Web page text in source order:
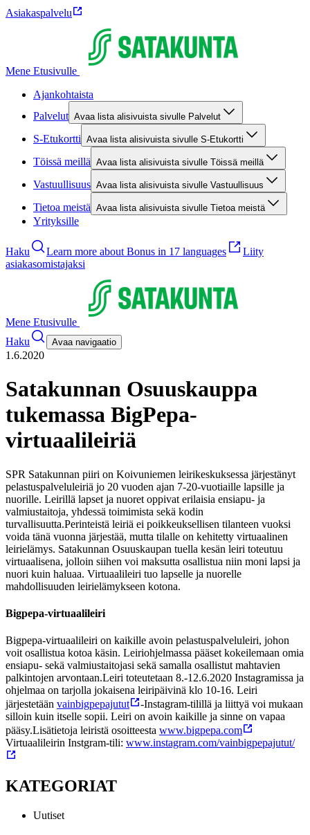
Asiakaspalvelu
Mene Etusivulle
Ajankohtaista
Palvelut Avaa lista alisivuista sivulle Palvelut
S-Etukortti Avaa lista alisivuista sivulle S-Etukortti
Töissä meillä Avaa lista alisivuista sivulle Töissä meillä
Vastuullisuus Avaa lista alisivuista sivulle Vastuullisuus
Tietoa meistä Avaa lista alisivuista sivulle Tietoa meistä
Yrityksille
Haku Learn more about Bonus in 17 languages
Liity
asiakasomistajaksi
Mene Etusivulle
Haku
Avaa navigaatio
1.6.2020
Satakunnan Osuuskauppa
tukemassa BigPepa-
virtuaalileiriä
SPR Satakunnan piiri on Koivuniemen leirikeskuksessa järjestänyt
pelastuspalveluleiriä jo 20 vuoden ajan 7-20-vuotiaille lapsille ja
nuorille. Leirillä lapset ja nuoret oppivat erilaisia ensiapu- ja
valmiustaitoja, yhdessä toimimista sekä kodin
turvallisuutta.Perinteistä leiriä ei poikkeuksellisen tilanteen vuoksi
voida tänä vuonna järjestää, mutta tilalle on kehitetty virtuaalinen
leirielämys. Satakunnan Osuuskaupan tuella kesän leiri toteutuu
virtuaalisena, jolloin siihen voi maksutta osallistua niin moni lapsi ja
nuori kuin haluaa. Virtuaalileiri tuo lapselle ja nuorelle
mahdollisuuden leirielämykseen kotona.
Bigpepa-virtuaalileiri
Bigpepa-virtuaalileiri on kaikille avoin pelastuspalveluleiri, johon
voit osallistua kotoa käsin. Leiriohjelmassa pääset kokeilemaan omia
ensiapu- sekä valmiustaitojasi sekä samalla osallistut mahtavien
palkintojen arvontaan.Leiri toteutetaan 8.-12.6.2020 Instagramissa ja
ohjelmaa on tarjolla jokaisena leiripäivinä klo 10-16. Leiri
järjestetään vainbigpepajutut
-Instagram-tilillä ja liittyä voi mukaan
silloin kuin itselle sopii. Leiri on avoin kaikille ja sinne on vapaa
pääsy.Lisätietoja leiristä osoitteesta www.bigpepa.com
Virtuaalileirin Instgram-tili: www.instagram.com/vainbigpepajutut/
KATEGORIAT
Uutiset